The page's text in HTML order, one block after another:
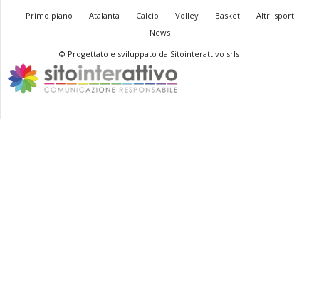
Primo piano Atalanta Calcio Volley Basket
Altri sport
News
© Progettato e sviluppato da Sitointerattivo srls